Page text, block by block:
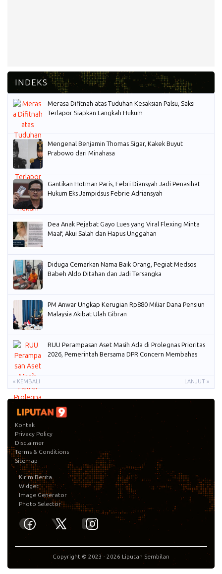
Merasa Difitnah atas Tuduhan Kesaksian Palsu, Saksi
Terlapor Siapkan Langkah Hukum
Mengenal Benjamin Thomas Sigar, Kakek Buyut
Prabowo dari Minahasa
Gantikan Hotman Paris, Febri Diansyah Jadi Penasihat
Hukum Eks Jampidsus Febrie Adriansyah
Dea Anak Pejabat Gayo Lues yang Viral Flexing Minta
Maaf, Akui Salah dan Hapus Unggahan
Diduga Cemarkan Nama Baik Orang, Pegiat Medsos
Babeh Aldo Ditahan dan Jadi Tersangka
PM Anwar Ungkap Kerugian Rp880 Miliar Dana Pensiun
Malaysia Akibat Ulah Gibran
RUU Perampasan Aset Masih Ada di Prolegnas Prioritas
2026, Pemerintah Bersama DPR Concern Membahas
« KEMBALI LANJUT »
Kontak
Privacy Policy
Disclaimer
Terms & Conditions
Sitemap
Kirim Berita
Widget
Image Generator
Photo Selector
Copyright © 2023 - 2026 Liputan Sembilan